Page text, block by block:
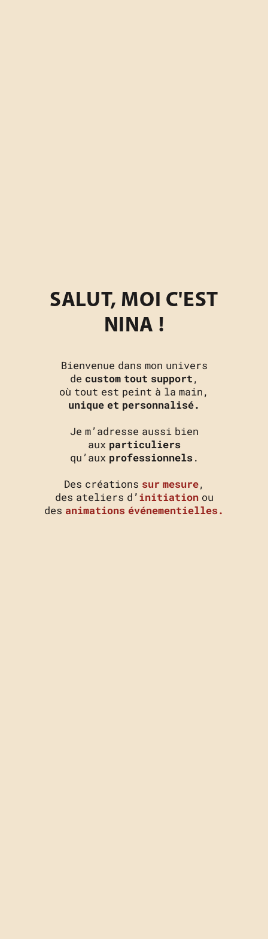
SALUT, MOI C'EST
NINA !
Bienvenue dans mon univers
de custom tout support,
où tout est peint à la main,
unique et personnalisé.
Je m’adresse aussi bien
aux particuliers
qu’aux professionnels.
Des créations sur mesure,
des ateliers d ’initiation ou
des animations événementielles.